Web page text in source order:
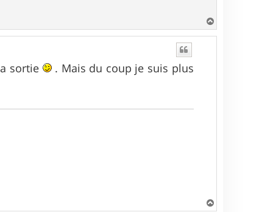
a
sortie
. Mais du coup je suis plus